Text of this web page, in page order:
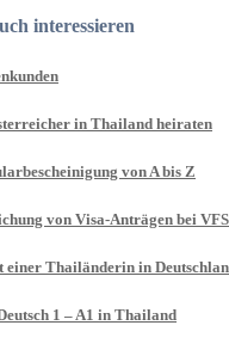
interessieren
in Thailand heiraten
von A bis Z
von Visa-Anträgen bei
einer Thailänderin in
1 – A1 in Thailand